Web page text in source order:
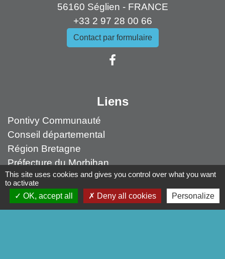
56160 Séglien - FRANCE
+33 2 97 28 00 66
Contact par formulaire
Liens
Pontivy Communauté
Conseil départemental
Région Bretagne
Préfecture du Morbihan
Mentions légales Politique de confidentialité
Accessibilité - Plan du site -
This site uses cookies and gives you control over what you want
to activate
OK, accept all
Deny all cookies Personalize